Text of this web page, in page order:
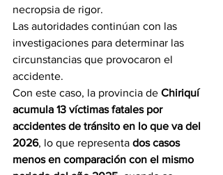
necropsia de rigor.
Las autoridades continúan con las
investigaciones para determinar las
circunstancias que provocaron el
accidente.
Con este caso, la provincia de Chiriquí
acumula 13 víctimas fatales por
accidentes de tránsito en lo que va del
2026, lo que representa dos casos
menos en comparación con el mismo